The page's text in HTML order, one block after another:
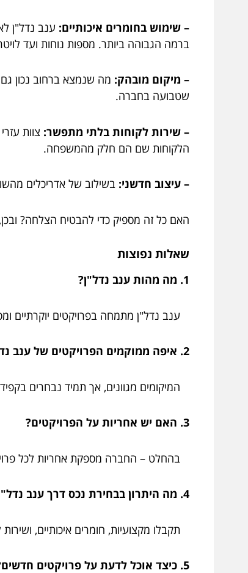
– שימוש בחומרים איכותיים: ענב נדל"ן
ברמה הגבוהה ביותר. מספות נוחות ועד
– מיקום מובהק: מה שנמצא ברחוב נכון
שטבועה בחברה.
– שירות לקוחות בלתי מתפשר: צוות
הלקוחות שם הם חלק מהמשפחה.
– עיצוב חדשני: בשילוב של אדריכלים
האם כל זה מספיק כדי להבטיח הצלחה?
שאלות נפוצות
1. מה מהות ענב נדל"ן?
ענב נדל"ן מתמחה בפרויקטים יוקרתיים
2. איפה ממוקמים הפרויקטים של ענב נדל"ן?
המיקומים מגוונים, אך תמיד נבחרים
3. האם יש אחריות על הפרויקטים?
בהחלט – החברה מספקת אחריות לכל
4. מה היתרון בבחירת נכס דרך ענב נדל"ן?
תקבלו מקצועיות, חומרים איכותיים,
5. כיצד אוכל לדעת על פרויקטים חדשים?